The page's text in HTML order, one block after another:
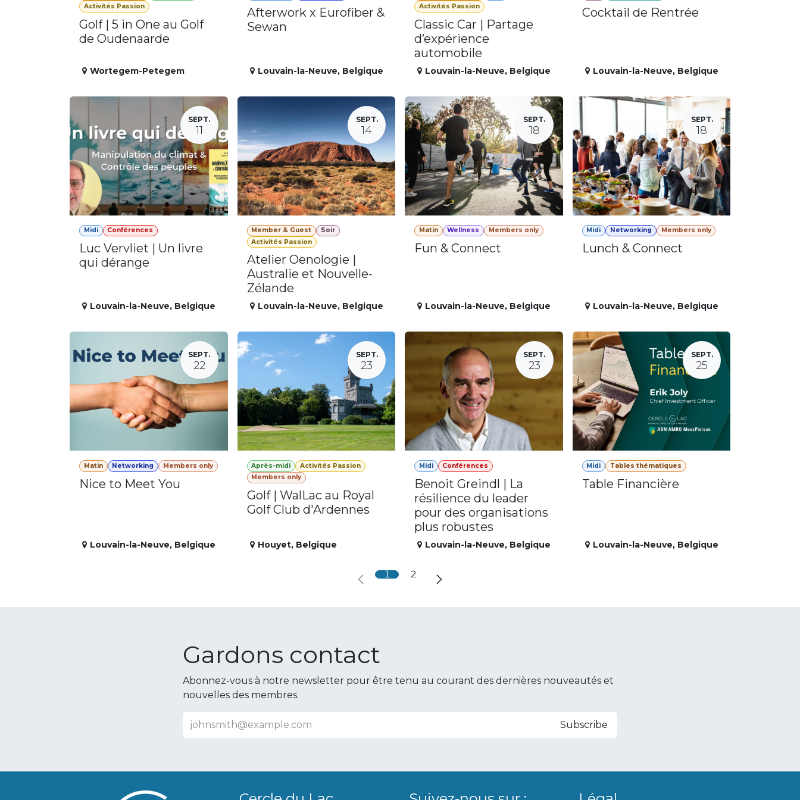
Activités Passion
Golf | 5 in One au Golf
de Oudenaarde
Wortegem-Petegem
Afterwork x Eurofiber &
Sewan
Louvain-la-Neuve, Belgique
Activités Passion
Classic Car | Partage
d’expérience
automobile
Louvain-la-Neuve, Belgique
Cocktail de Rentrée
Louvain-la-Neuve, Belgique
SEPT.
11
Midi Conférences
Luc Vervliet | Un livre
qui dérange
Louvain-la-Neuve, Belgique
SEPT.
14
Member & Guest
Soir
Activités Passion
Atelier Oenologie |
Australie et Nouvelle-
Zélande
Louvain-la-Neuve, Belgique
SEPT.
18
Matin Wellness Members only
Fun & Connect
Louvain-la-Neuve, Belgique
SEPT.
18
Midi Networking Members only
Lunch & Connect
Louvain-la-Neuve, Belgique
SEPT.
22
Matin Networking Members only
Nice to Meet You
Louvain-la-Neuve, Belgique
SEPT.
23
Après-midi
Activités Passion
Members only
Golf | WalLac au Royal
Golf Club d'Ardennes
Houyet, Belgique
SEPT.
23
Midi Conférences
Benoit Greindl | La
résilience du leader
pour des organisations
plus robustes
Louvain-la-Neuve, Belgique
SEPT.
25
Midi Tables thématiques
Table Financière
Louvain-la-Neuve, Belgique
1 2
Gardons contact
Abonnez-vous à notre newsletter pour être tenu au courant des dernières nouveautés et
nouvelles des membres.
Subscribe